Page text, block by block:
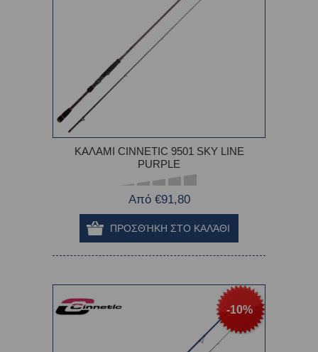
ΚΑΛΑΜΙ CINNETIC 9501 SKY LINE
PURPLE
Από €91,80
-10%